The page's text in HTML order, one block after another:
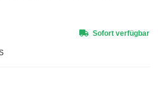
Sofort verfügbar